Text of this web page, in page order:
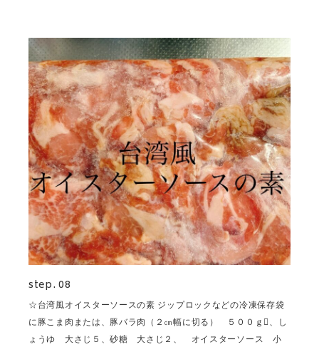
step. 08
☆台湾風オイスターソースの素 ジップロックなどの冷凍保存袋
に豚こま肉または、豚バラ肉（２㎝幅に切る） ５００ｇ、し
ょうゆ 大さじ５、砂糖 大さじ２、 オイスターソース 小